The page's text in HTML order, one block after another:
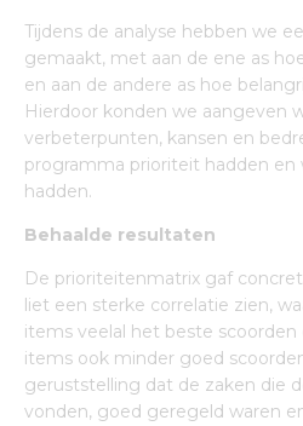
Tijdens de analyse hebben we
gemaakt, met aan de ene as
en aan de andere as hoe
Hierdoor konden we aangeven
verbeterpunten, kansen en
programma prioriteit hadden
hadden.
Behaalde resultaten
De prioriteitenmatrix gaf
liet een sterke correlatie zien,
items veelal het beste
items ook minder goed
geruststelling dat de zaken die
vonden, goed geregeld waren